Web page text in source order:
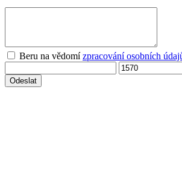
Beru na vědomízpracování osobních
Odeslat